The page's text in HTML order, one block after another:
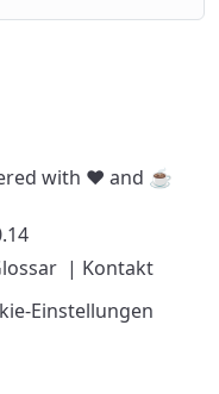
with ❤️ and ☕️
| Kontakt
Einstellungen